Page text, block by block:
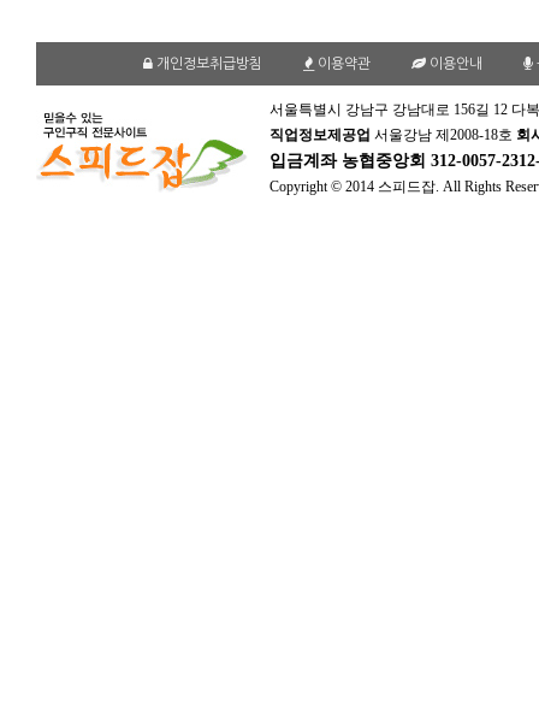
개인정보취급방침 이용약관 이용안내
서울특별시 강남구 강남대로 156길 12 다
직업정보제공업 서울강남 제2008-18호 회
입금계좌 농협중앙회 312-0057-
Copyright © 2014 스피드잡. All Rights